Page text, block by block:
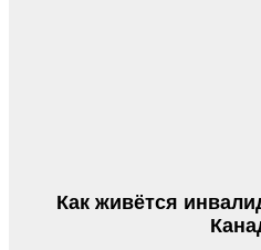
Как живётся